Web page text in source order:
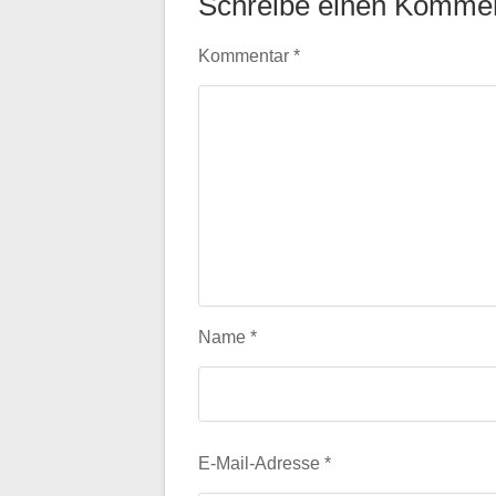
Kommentar*
Name*
E-Mail-Adresse*